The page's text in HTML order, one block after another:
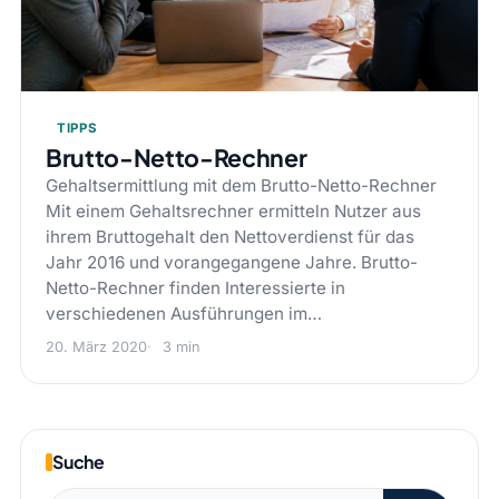
TIPPS
Brutto-Netto-Rechner
Gehaltsermittlung mit dem Brutto-Netto-Rechner
Mit einem Gehaltsrechner ermitteln Nutzer aus
ihrem Bruttogehalt den Nettoverdienst für das
Jahr 2016 und vorangegangene Jahre. Brutto-
Netto-Rechner finden Interessierte in
verschiedenen Ausführungen im…
20. März 2020 3 min
Suche